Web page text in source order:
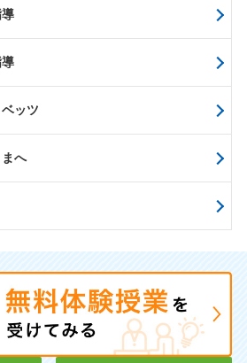
ッツ
へ